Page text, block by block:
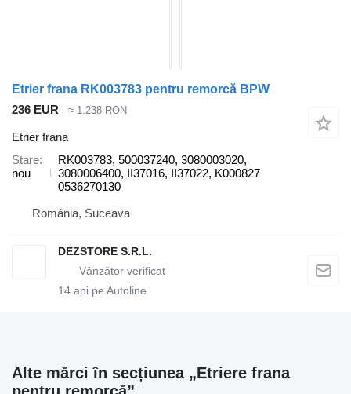
Etrier frana RK003783 pentru remorcă BPW
236 EUR
≈ 1.238 RON
Etrier frana
Stare
nou
RK003783, 500037240, 3080003020,
3080006400, II37016, II37022, K000827
0536270130
România, Suceava
DEZSTORE S.R.L.
14 ani pe Autoline
Alte mărci în secțiunea „Etriere frana